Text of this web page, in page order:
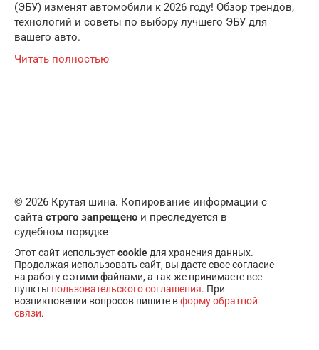
(ЭБУ) изменят автомобили к 2026 году! Обзор трендов,
технологий и советы по выбору лучшего ЭБУ для
вашего авто.
Читать полностью
© 2026 Крутая шина. Копирование информации с
сайта строго запрещено и преследуется в
судебном порядке
Этот сайт используетcookie для хранения данных.
Продолжая использовать сайт, вы даете свое согласие
на работу с этими файлами, а так же принимаете все
пункты пользовательского соглашения. При
возникновении вопросов пишите вформу обратной
связи.